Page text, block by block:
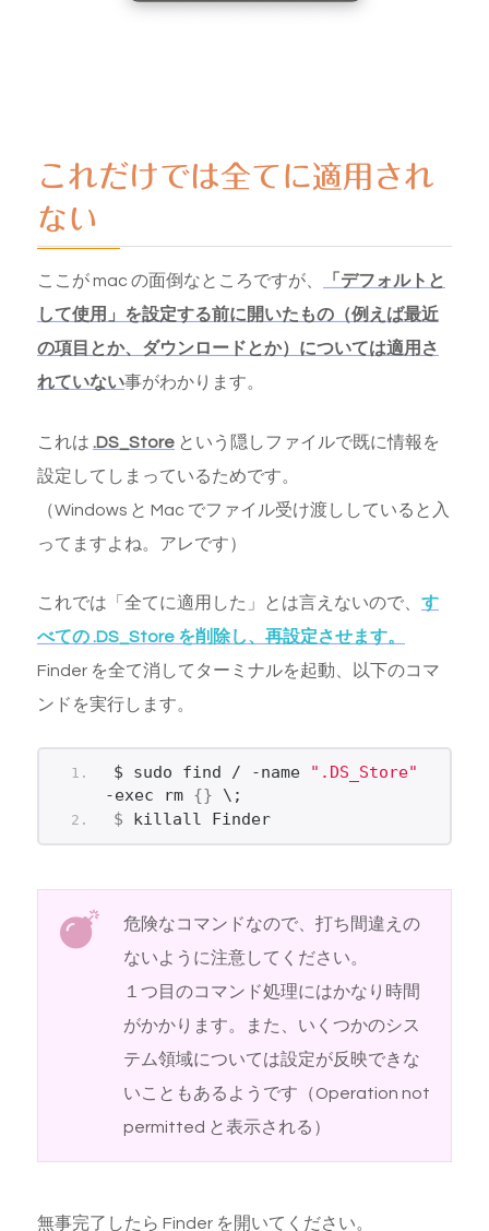
これだけでは全てに適用され
ない
ここが mac の面倒なところですが、
「デフォルトと
して使用」を設定する前に開いたもの（例えば最近
の項目とか、ダウンロードとか）については適用さ
れていない事がわかります。
これは .DS_Store という隠しファイルで既に情報を
設定してしまっているためです。
（Windows と Mac でファイル受け渡ししていると入
ってますよね。アレです）
これでは「全てに適用した」とは言えないので、 す
べての .DS_Store を削除し、再設定させます。
Finder を全て消してターミナルを起動、以下のコマ
ンドを実行します。
$ sudo find / -name
".DS_Store"
-exec rm {} \;
$ killall Finder
危険なコマンドなので、打ち間違えの
ないように注意してください。
１つ目のコマンド処理にはかなり時間
がかかります。また、いくつかのシス
テム領域については設定が反映できな
いこともあるようです（Operation not
permitted と表示される）
無事完了したら Finder を開いてください。